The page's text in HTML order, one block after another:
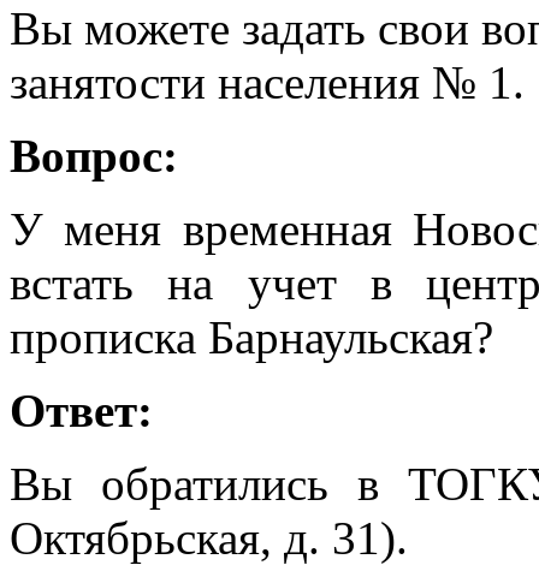
Вы можете задать свои
занятости населения № 1.
Вопрос:
У меня временная
встать на учет в
прописка Барнаульская?
Ответ:
Вы обратились в
Октябрьская, д. 31).